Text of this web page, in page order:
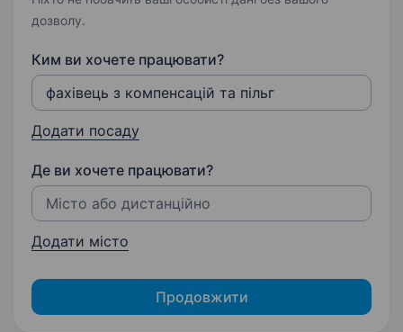
дозволу.
Ким ви хочете працювати?
Додати посаду
Де ви хочете працювати?
Додати місто
Продовжити